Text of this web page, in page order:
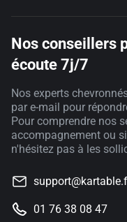
Nos conseillers
écoute 7j/7
Nos experts
par e-mail pour
Pour comprendre nos
accompagnement ou
n'hésitez pas à les
01 76 38 08 47